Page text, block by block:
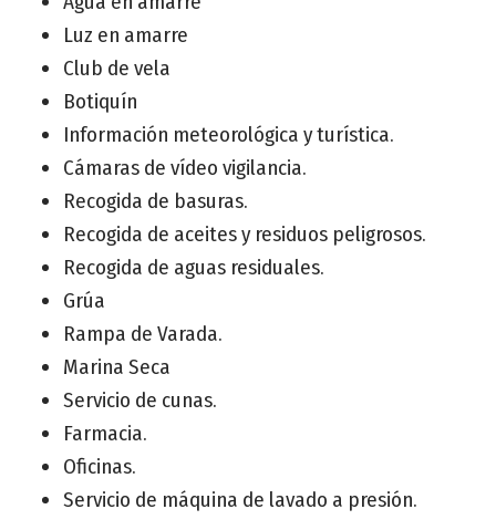
Luz en amarre
Club de vela
Botiquín
Información meteorológica y turística.
Cámaras de vídeo vigilancia.
Recogida de basuras.
Recogida de aceites y residuos peligrosos.
Recogida de aguas residuales.
Grúa
Rampa de Varada.
Marina Seca
Servicio de cunas.
Farmacia.
Oficinas.
Servicio de máquina de lavado a presión.